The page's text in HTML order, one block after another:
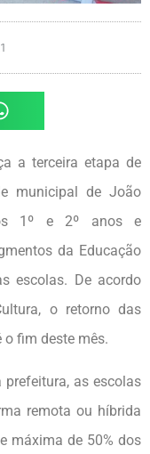
a terceira etapa de
municipal de João
1º e 2º anos e
da Educação
escolas. De acordo
o retorno das
o fim deste mês.
as escolas
remota ou híbrida
máxima de 50% dos